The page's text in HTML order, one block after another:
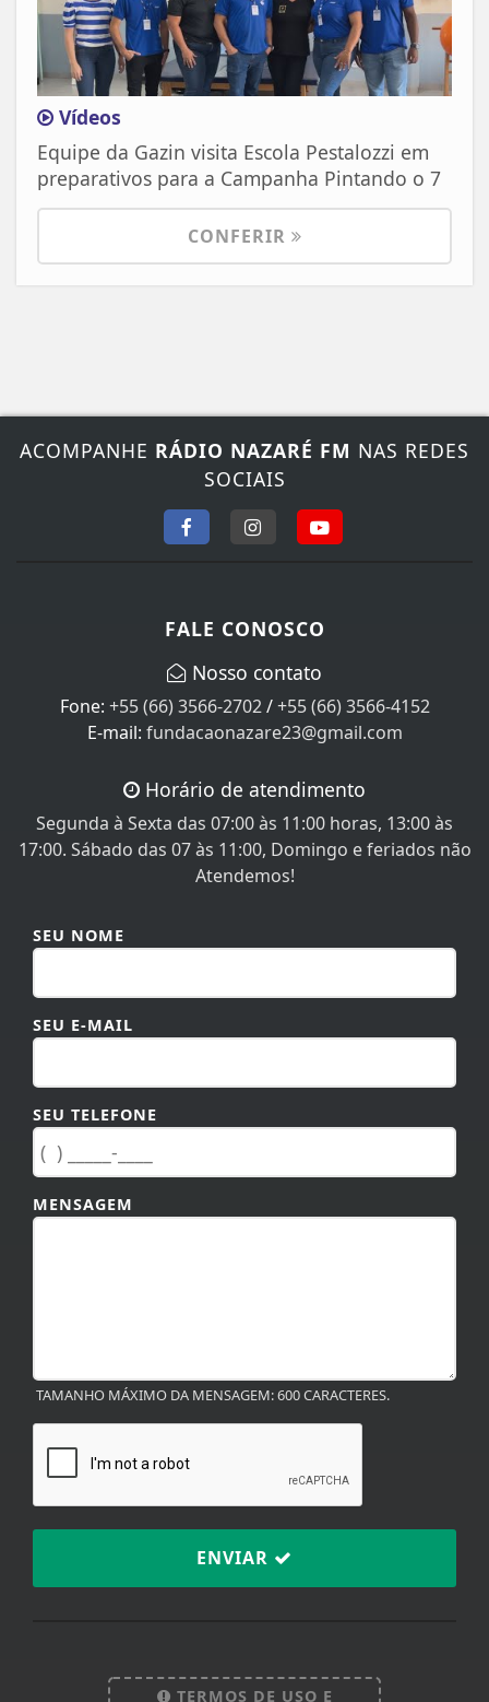
Vídeos
Equipe da Gazin visita Escola Pestalozzi em
preparativos para a Campanha Pintando o 7
CONFERIR
ACOMPANHE RÁDIO NAZARÉ FM NAS REDES
SOCIAIS
FALE CONOSCO
Nosso contato
Fone: +55 (66) 3566-2702/+55 (66) 3566-4152
E-mail: fundacaonazare23@gmail.com
Horário de atendimento
Segunda à Sexta das 07:00 às 11:00 horas, 13:00 às
17:00. Sábado das 07 às 11:00, Domingo e feriados não
Atendemos!
SEU NOME
SEU E-MAIL
SEU TELEFONE
MENSAGEM
TAMANHO MÁXIMO DA MENSAGEM: 600 CARACTERES.
ENVIAR
TERMOS DE USO E